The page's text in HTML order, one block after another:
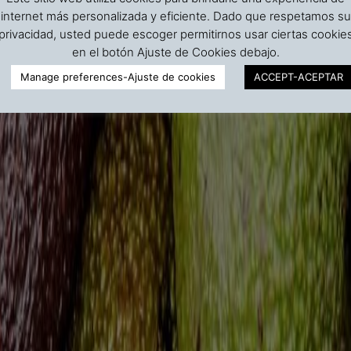
internet más personalizada y eficiente. Dado que respetamos su
privacidad, usted puede escoger permitirnos usar ciertas
en el botón Ajuste de Cookies debajo.
Manage preferences-Ajuste de cookies ACCEPT-ACEPTAR